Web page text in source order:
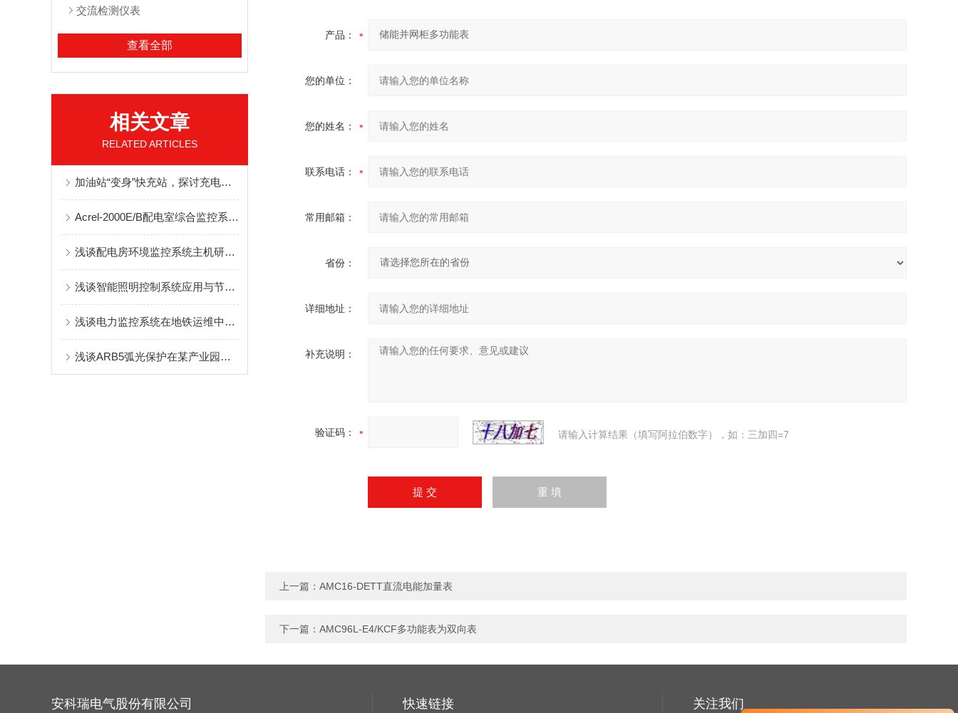
交流检测仪表
查看全部
相关文章
RELATED ARTICLES
加油站“变身”快充站，探讨充电新模式
Acrel-2000E/B配电室综合监控系统在经开第一大街南一所中的应用
浅谈配电房环境监控系统主机研究与设计
浅谈智能照明控制系统应用与节能分析
浅谈电力监控系统在地铁运维中的应用
浅谈ARB5弧光保护在某产业园低压配电系统的应用
产品：
您的单位：
您的姓名：
联系电话：
常用邮箱：
省份：
详细地址：
补充说明：
验证码： 请输入计算结果（填写阿拉伯数字），如：三加四=7
上一篇： AMC16-DETT直流电能加量表
下一篇： AMC96L-E4/KCF多功能表为双向表
安科瑞电气股份有限公司 快速链接 关注我们